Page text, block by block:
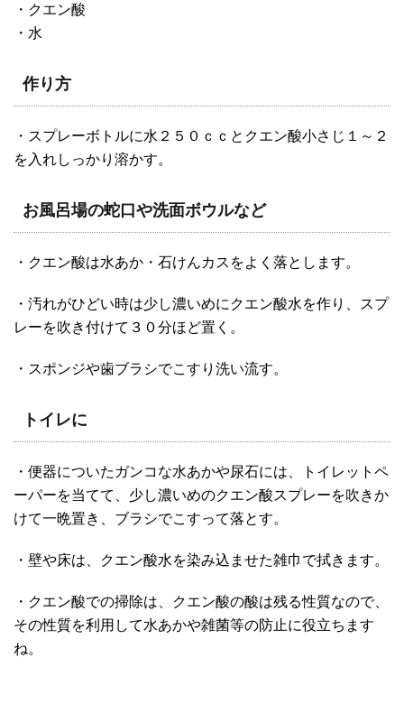
・クエン酸
・水
作り方
・スプレーボトルに水２５０ｃｃとクエン酸小さじ１～２
を入れしっかり溶かす。
お風呂場の蛇口や洗面ボウルなど
・クエン酸は水あか・石けんカスをよく落とします。
・汚れがひどい時は少し濃いめにクエン酸水を作り、スプ
レーを吹き付けて３０分ほど置く。
・スポンジや歯ブラシでこすり洗い流す。
トイレに
・便器についたガンコな水あかや尿石には、トイレットペ
ーパーを当てて、少し濃いめのクエン酸スプレーを吹きか
けて一晩置き、ブラシでこすって落とす。
・壁や床は、クエン酸水を染み込ませた雑巾で拭きます。
・クエン酸での掃除は、クエン酸の酸は残る性質なので、
その性質を利用して水あかや雑菌等の防止に役立ちます
ね。